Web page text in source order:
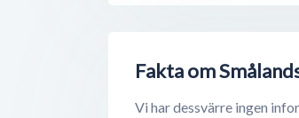
Fakta om
Vi har dessvärre ingen